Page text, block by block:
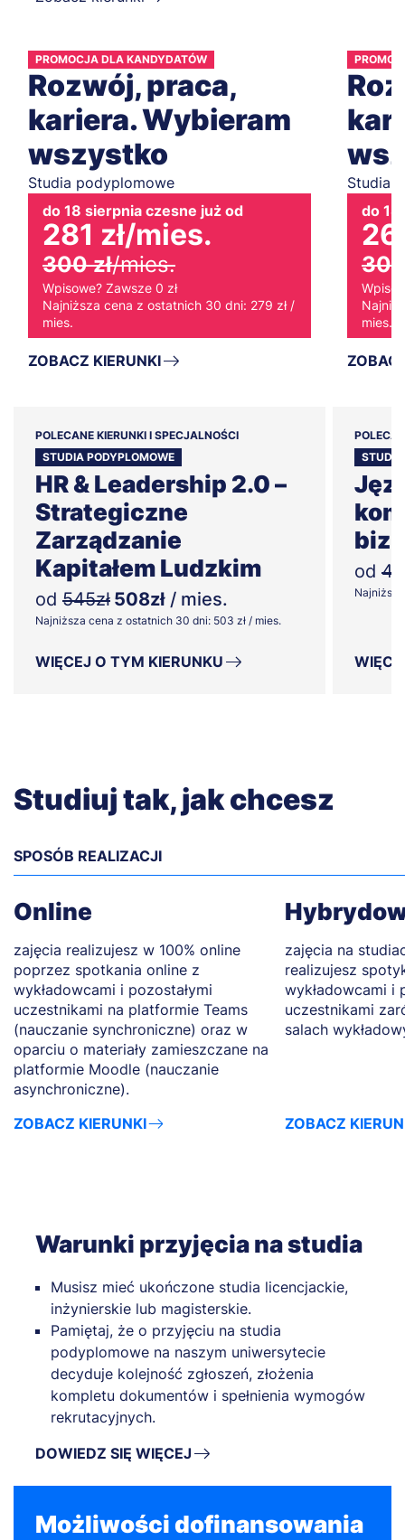
PROMOCJA DLA KANDYDATÓW
Rozwój, praca,
kariera. Wybieram
wszystko
Studia podyplomowe
do 18 sierpnia czesne już od
281 zł/mies.
300 zł/mies.
Wpisowe? Zawsze 0 zł
Najniższa cena z ostatnich 30 dni: 279 zł /
mies.
ZOBACZ KIERUNKI
Studia
do 18
mies.
POLECANE KIERUNKI I SPECJALNOŚCI
STUDIA PODYPLOMOWE
HR & Leadership 2.0 –
Strategiczne
Zarządzanie
Kapitałem Ludzkim
od 545zł 508zł / mies.
Najniższa cena z ostatnich 30 dni: 503 zł / mies.
WIĘCEJ O TYM KIERUNKU
STUDIA
od
Studiuj tak, jak chcesz
SPOSÓB REALIZACJI
Online
zajęcia realizujesz w 100% online
poprzez spotkania online z
wykładowcami i pozostałymi
uczestnikami na platformie Teams
(nauczanie synchroniczne) oraz w
oparciu o materiały zamieszczane na
platformie Moodle (nauczanie
asynchroniczne).
ZOBACZ KIERUNKI
zajęcia na
realizujesz
wykładowcami i
uczestnikami
salach
ZOBACZ
Warunki przyjęcia na studia
Musisz mieć ukończone studia licencjackie,
inżynierskie lub magisterskie.
Pamiętaj, że o przyjęciu na studia
podyplomowe na naszym uniwersytecie
decyduje kolejność zgłoszeń, złożenia
kompletu dokumentów i spełnienia wymogów
rekrutacyjnych.
DOWIEDZ SIĘ WIĘCEJ
Możliwości dofinansowania